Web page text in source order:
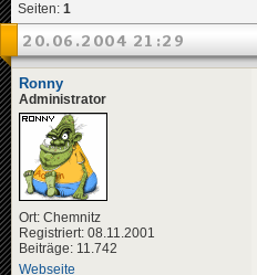
Seiten: 1
20.06.2004 21:29
Ronny
Administrator
Ort: Chemnitz
Registriert: 08.11.2001
Beiträge: 11.742
Webseite